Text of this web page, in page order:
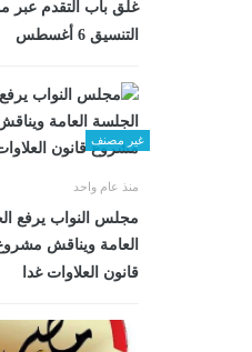
غلق باب التقدم عبر
التنسيق 6 أغسطس
غير مصنف
منذ عام واحد
مجلس النواب يرفع
العامة ويناقش
قانون العلاوات غدا